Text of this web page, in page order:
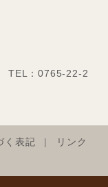
TEL：0765-22-2
く表記
リンク